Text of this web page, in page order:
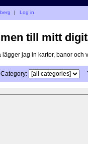
| Log in
till mitt
lägger jag in kartor, banor och
Category: